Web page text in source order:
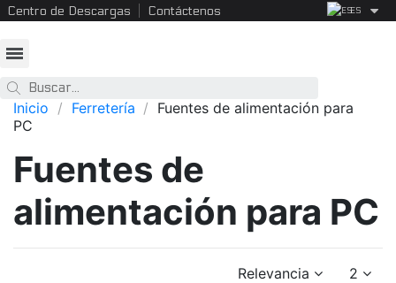
Centro de Descargas Contáctenos ES
Inicio Ferretería
Fuentes de alimentación para
PC
Fuentes de
alimentación para PC
Relevancia 2